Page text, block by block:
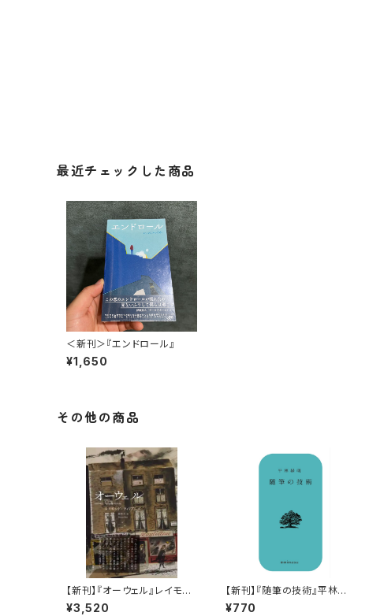
最近チェックした商品
＜新刊＞『エンドロール』
¥1,650
その他の商品
【新刊】『オーウェル』レイモン
ド・ウィリアムズ
¥3,520
【新刊】『随筆の技術』平林緑
萌
¥770